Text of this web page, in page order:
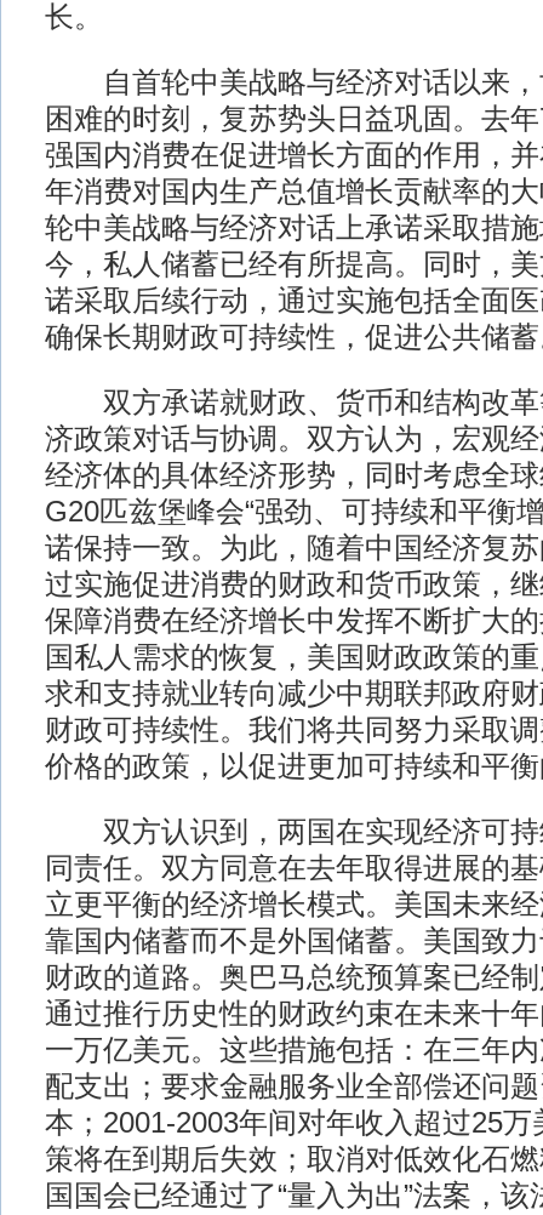
长。
自首轮中美战略与经济对话以来，
困难的时刻，复苏势头日益巩固。去
强国内消费在促进增长方面的作用，
年消费对国内生产总值增长贡献率的
轮中美战略与经济对话上承诺采取措
今，私人储蓄已经有所提高。同时，
诺采取后续行动，通过实施包括全面
确保长期财政可持续性，促进公共储
双方承诺就财政、货币和结构改革
济政策对话与协调。双方认为，宏观
经济体的具体经济形势，同时考虑全
G20匹兹堡峰会“强劲、可持续和平衡
诺保持一致。为此，随着中国经济复
过实施促进消费的财政和货币政策，
保障消费在经济增长中发挥不断扩大
国私人需求的恢复，美国财政政策的
求和支持就业转向减少中期联邦政府
财政可持续性。我们将共同努力采取
价格的政策，以促进更加可持续和平
双方认识到，两国在实现经济可持
同责任。双方同意在去年取得进展的
立更平衡的经济增长模式。美国未来
靠国内储蓄而不是外国储蓄。美国致
财政的道路。奥巴马总统预算案已经
通过推行历史性的财政约束在未来十
一万亿美元。这些措施包括：在三年
配支出；要求金融服务业全部偿还问
本；2001-2003年间对年收入超过25
策将在到期后失效；取消对低效化石
国国会已经通过了“量入为出”法案，